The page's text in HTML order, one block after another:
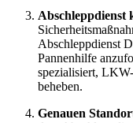
Abschleppdienst
Abschleppdienst
Pannenhilfe
spezialisiert,
beheben.
Genauen